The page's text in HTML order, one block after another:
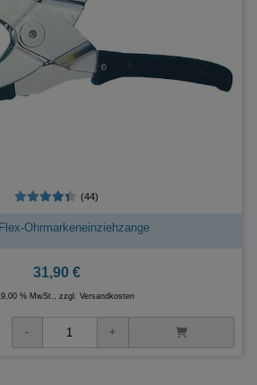
(44)
Ohrmarkeneinziehzange
31,90 €
% MwSt., zzgl. Versandkosten